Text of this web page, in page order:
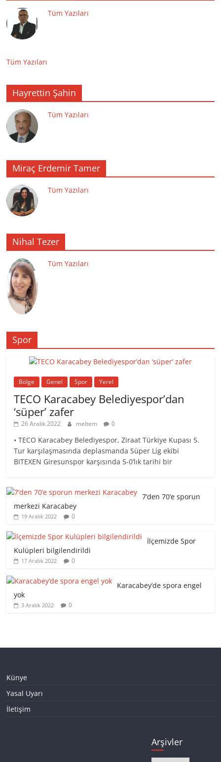
Tüm Yazıları
Tüm Yazıları
Hayrettin Şahin
Tüm Yazıları
Miraç Erdemir Tamer
Tüm Yazıları
Nihal Tezer
Tüm Yazıları
Spor
Bölge Genel Spor Yerel
TECO Karacabey Belediyespor’dan
‘süper’ zafer
26 Aralık 2022 meltem 0
• TECO Karacabey Belediyespor, Ziraat Türkiye Kupası 5.
Tur karşılaşmasında deplasmanda Süper Lig ekibi
BITEXEN Giresunspor karşısında 5-0’lık tarihi bir
7’den 70’e sporun
merkezi Karacabey
19 Aralık 2022 0
İlçemizde Spor
Kulüpleri bilgilendirildi
17 Aralık 2022 0
Karacabey’de spora engel
yok
3 Aralık 2022 0
Künye
Yasal Uyarı
İletişim
Arşivler